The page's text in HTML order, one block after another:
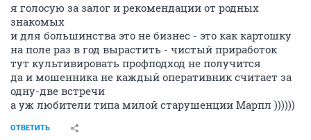
я голосую за залог и рекомендации от родных
знакомых
и для большинства это не бизнес - это как картошку
на поле раз в год вырастить - чистый приработок
тут культивировать профподход не получится
да и мошенника не каждый оперативник считает за
одну-две встречи
а уж любители типа милой старушенции Марпл ))))))
ОТВЕТИТЬ